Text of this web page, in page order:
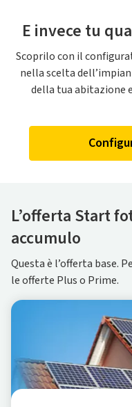
E invece tu
Scoprilo con il
nella scelta
della tua abitazione
L’offerta Start
accumulo
Questa è l’offerta base.
le offerte Plus o Prime.